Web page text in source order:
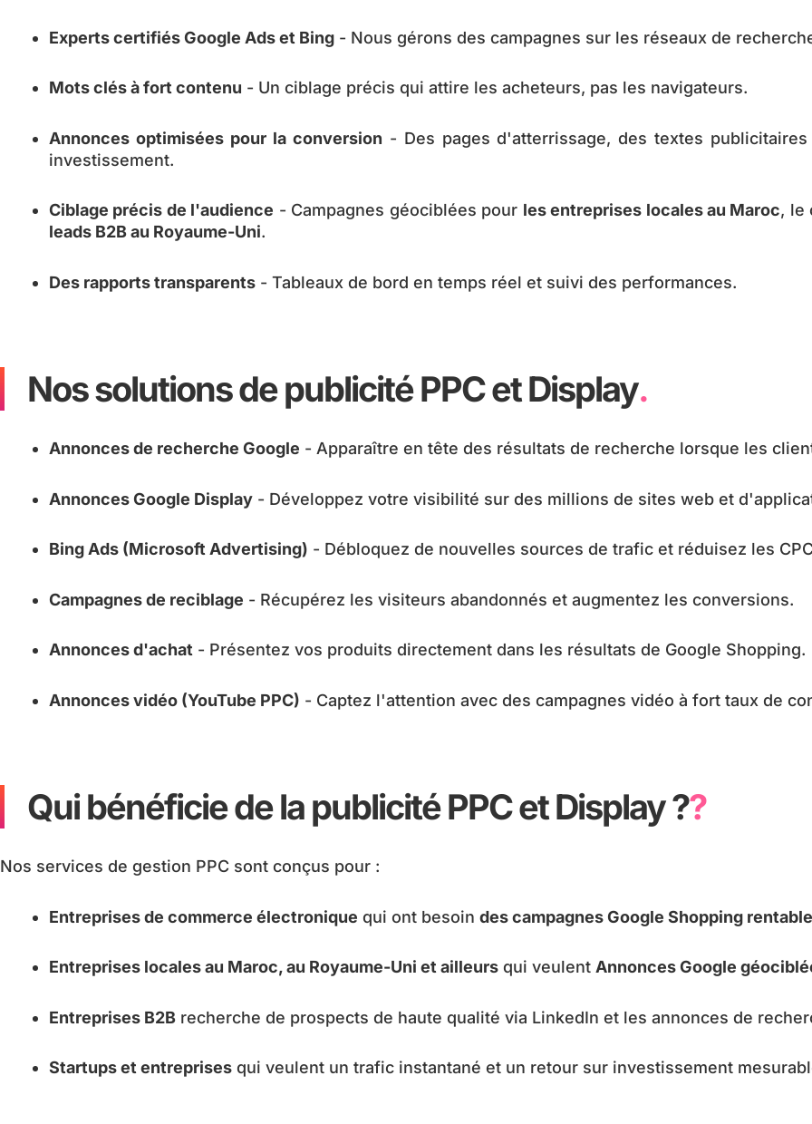
Experts certifiés Google Ads et Bing - Nous gérons des campagnes sur les réseaux de
Mots clés à fort contenu - Un ciblage précis qui attire les acheteurs, pas les navigateurs.
Annonces optimisées pour la conversion - Des pages d'atterrissage, des textes
investissement.
Ciblage précis de l'audience - Campagnes géociblées pour les entreprises locales au Maroc, le
leads B2B au Royaume-Uni.
Des rapports transparents - Tableaux de bord en temps réel et suivi des performances.
Nos solutions de publicité PPC et Display.
Annonces de recherche Google - Apparaître en tête des résultats de recherche lorsque les
Annonces Google Display - Développez votre visibilité sur des millions de sites web et
Bing Ads (Microsoft Advertising) - Débloquez de nouvelles sources de trafic et réduisez les
Campagnes de reciblage - Récupérez les visiteurs abandonnés et augmentez les conversions.
Annonces d'achat - Présentez vos produits directement dans les résultats de Google Shopping.
Annonces vidéo (YouTube PPC) - Captez l'attention avec des campagnes vidéo à fort taux de
Qui bénéficie de la publicité PPC et Display ??
Nos services de gestion PPC sont conçus pour :
Entreprises de commerce électronique qui ont besoin des campagnes Google Shopping
Entreprises locales au Maroc, au Royaume-Uni et ailleurs qui veulent Annonces Google
Entreprises B2B recherche de prospects de haute qualité via LinkedIn et les annonces de
Startups et entreprises qui veulent un trafic instantané et un retour sur investissement